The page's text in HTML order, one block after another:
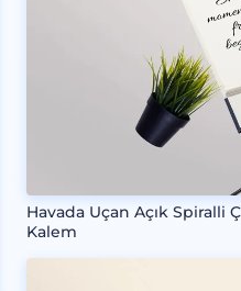
Havada Uçan Açık Spiralli
Kalem